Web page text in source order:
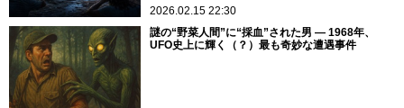
2026.02.15 22:30
謎の“野菜人間”に“採血”された男 ― 1968年、
UFO史上に輝く（？）最も奇妙な遭遇事件